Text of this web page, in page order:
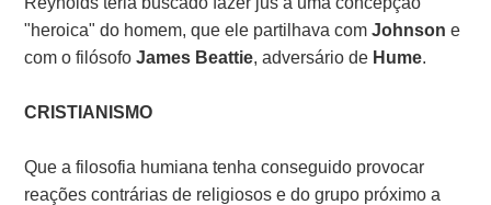
"heroica" do homem, que ele partilhava comJohnsone
com o filósofoJames Beattie, adversário de Hume.
CRISTIANISMO
Que a filosofia humiana tenha conseguido provocar
reações contrárias de religiosos e do grupo próximo a